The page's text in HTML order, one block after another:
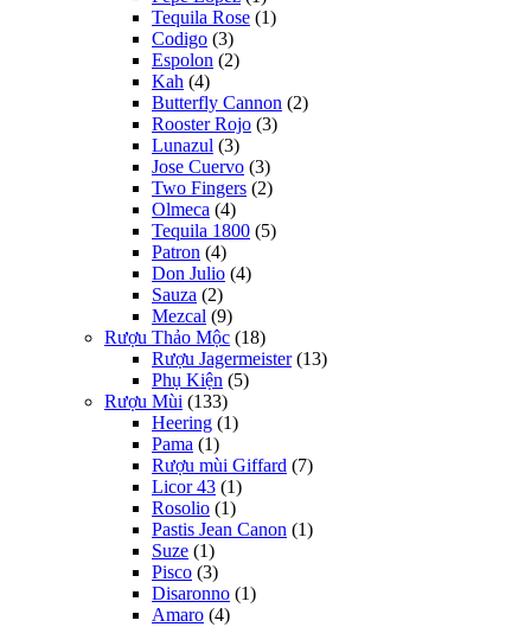
Tequila Rose (1)
Codigo (3)
Espolon (2)
Kah (4)
Butterfly Cannon (2)
Rooster Rojo (3)
Lunazul (3)
Jose Cuervo (3)
Two Fingers (2)
Olmeca (4)
Tequila 1800 (5)
Patron (4)
Don Julio (4)
Sauza (2)
Mezcal (9)
Rượu Thảo Mộc (18)
Rượu Jagermeister (13)
Phụ Kiện (5)
Rượu Mùi (133)
Heering (1)
Pama (1)
Rượu mùi Giffard (7)
Licor 43 (1)
Rosolio (1)
Pastis Jean Canon (1)
Suze (1)
Pisco (3)
Disaronno (1)
Amaro (4)